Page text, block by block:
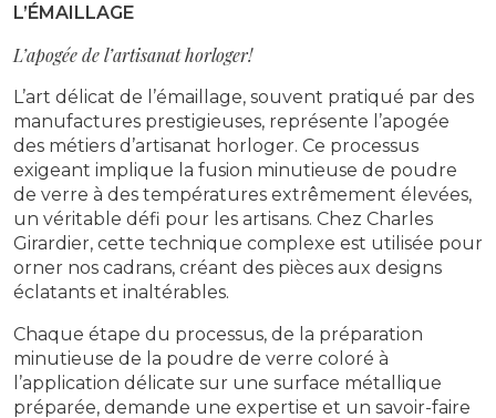
L’ÉMAILLAGE
L’apogée de l’artisanat horloger!
L’art délicat de l’émaillage, souvent pratiqué par des
manufactures prestigieuses, représente l’apogée
des métiers d’artisanat horloger. Ce processus
exigeant implique la fusion minutieuse de poudre
de verre à des températures extrêmement élevées,
un véritable défi pour les artisans. Chez Charles
Girardier, cette technique complexe est utilisée pour
orner nos cadrans, créant des pièces aux designs
éclatants et inaltérables.
Chaque étape du processus, de la préparation
minutieuse de la poudre de verre coloré à
l’application délicate sur une surface métallique
préparée, demande une expertise et un savoir-faire